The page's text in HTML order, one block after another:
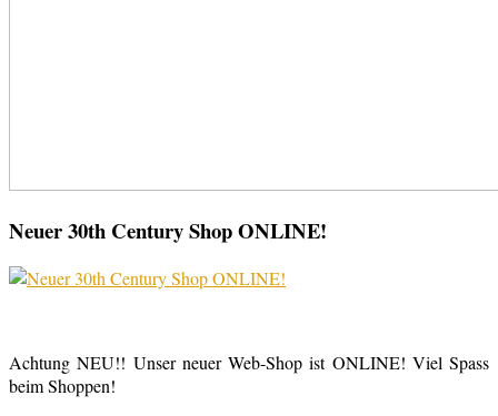
Neuer 30th Century Shop ONLINE!
Achtung NEU!! Unser neuer Web-Shop ist ONLINE! Viel Spass
beim Shoppen!